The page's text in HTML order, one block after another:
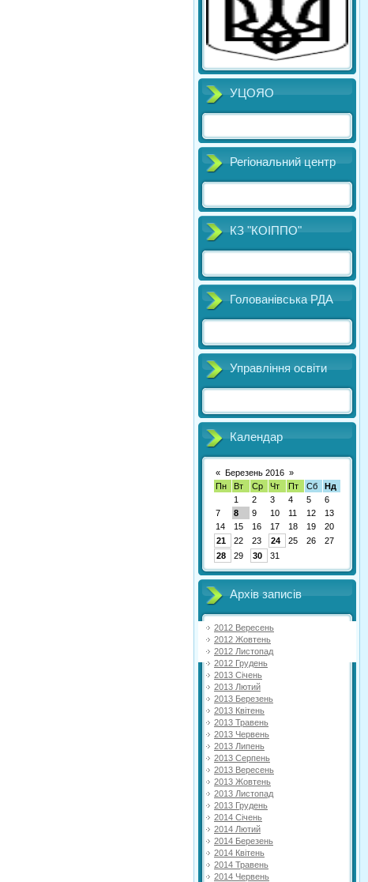
УЦОЯО
Регіональний центр
КЗ "КОІППО"
Голованівська РДА
Управління освіти
Календар
« Березень 2016 »
Пн
Вт Ср Чт Пт Сб
Нд
1
2 3 4 5
6
7
8 9 10 11 12
13
14
15 16 17 18 19
20
21
22 23 24 25 26
27
28
29 30 31
Архів записів
2012 Вересень
2012 Жовтень
2012 Листопад
2012 Грудень
2013 Січень
2013 Лютий
2013 Березень
2013 Квітень
2013 Травень
2013 Червень
2013 Липень
2013 Серпень
2013 Вересень
2013 Жовтень
2013 Листопад
2013 Грудень
2014 Січень
2014 Лютий
2014 Березень
2014 Квітень
2014 Травень
2014 Червень